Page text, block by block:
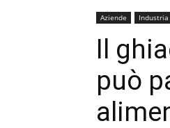
Aziende Industria
Il
può